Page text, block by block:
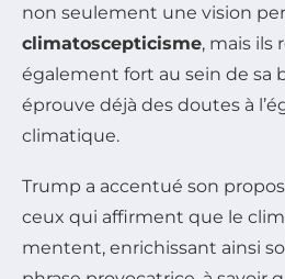
non seulement une vision
climatoscepticisme, mais ils
également fort au sein de sa
éprouve déjà des doutes à
climatique.
Trump a accentué son
ceux qui affirment que le
mentent, enrichissant ainsi